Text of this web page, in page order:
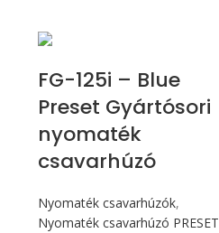
FG-125i – Blue
Preset Gyártósori
nyomaték
csavarhúzó
Nyomaték csavarhúzók,
Nyomaték csavarhúzó PRESET